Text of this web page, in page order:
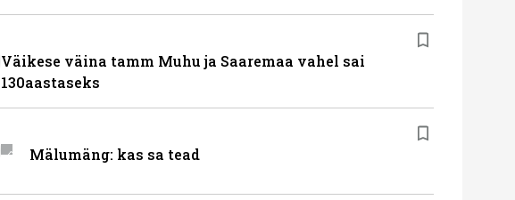
Väikese väina tamm Muhu ja Saaremaa vahel sai
130aastaseks
Mälumäng: kas sa tead